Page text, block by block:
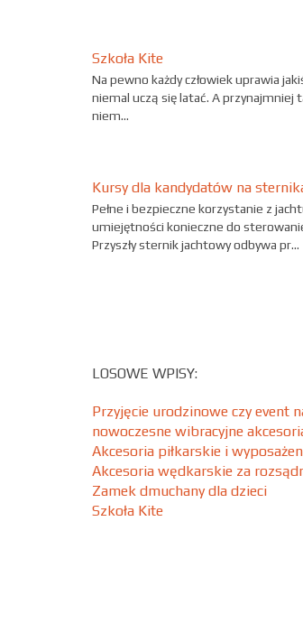
Szkoła Kite
Na pewno każdy człowiek uprawia
niemal uczą się latać. A
niem...
Kursy dla kandydatów na
Pełne i bezpieczne korzystanie z
umiejętności konieczne do
Przyszły sternik jachtowy odbywa pr...
LOSOWE WPISY:
Przyjęcie urodzinowe czy event
nowoczesne wibracyjne
Akcesoria piłkarskie i
Akcesoria wędkarskie za
Zamek dmuchany dla dzieci
Szkoła Kite